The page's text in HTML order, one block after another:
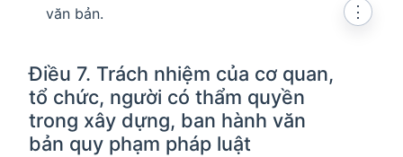
văn bản.
Điều 7. Trách nhiệm của cơ quan,
tổ chức, người có thẩm quyền
trong xây dựng, ban hành văn
bản quy phạm pháp luật
⋮